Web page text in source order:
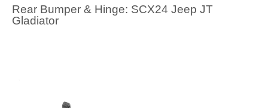
Rear Bumper & Hinge: SCX24 Jeep JT
Gladiator